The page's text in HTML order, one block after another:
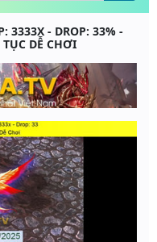
3333X - DROP: 33% -
DỄ CHƠI